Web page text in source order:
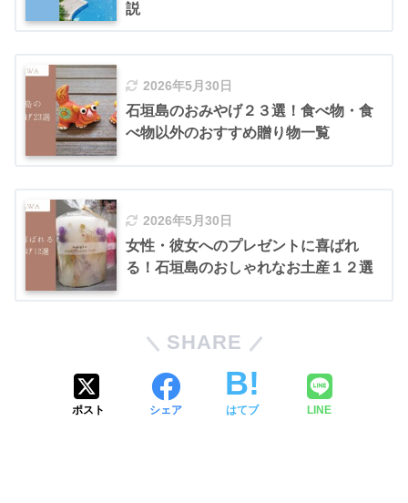
説
2026年5月30日
石垣島のおみやげ２３選！食べ物・食
べ物以外のおすすめ贈り物一覧
2026年5月30日
女性・彼女へのプレゼントに喜ばれ
る！石垣島のおしゃれなお土産１２選
SHARE
ポスト シェア はてブ LINE